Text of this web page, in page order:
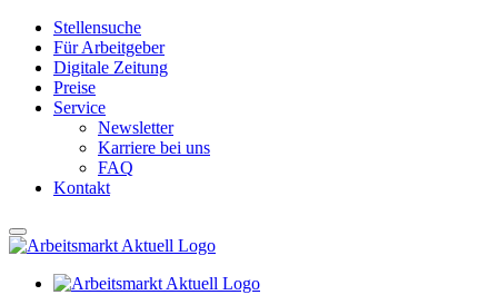
Stellensuche
Für Arbeitgeber
Digitale Zeitung
Preise
Service
Newsletter
Karriere bei uns
FAQ
Kontakt